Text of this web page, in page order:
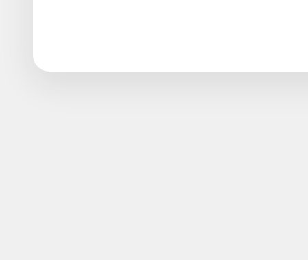
Le préampli phono Project Phono Box E est